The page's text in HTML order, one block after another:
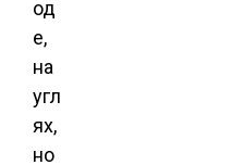
од
е,
на
угл
ях,
но